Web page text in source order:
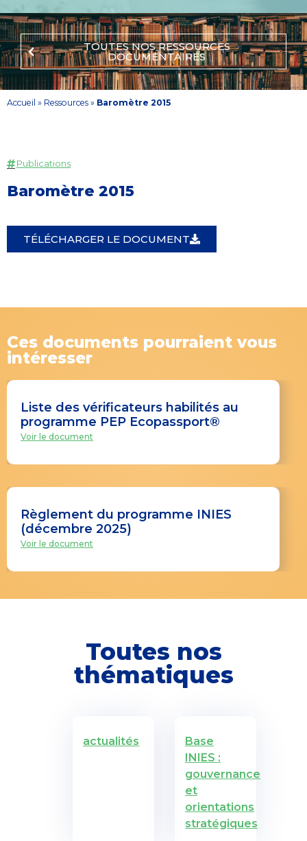
TOUTES NOS RESSOURCES
DOCUMENTAIRES
Accueil » Ressources » Baromètre 2015
Publications
Baromètre 2015
TÉLÉCHARGER LE DOCUMENT
Ces documents pourraient vous
intéresser
Liste des vérificateurs habilités au
programme PEP Ecopassport®
Voir le document
Règlement du programme INIES
(décembre 2025)
Voir le document
Toutes nos
thématiques
actualités
Base
INIES :
gouvernance
et
orientations
stratégiques